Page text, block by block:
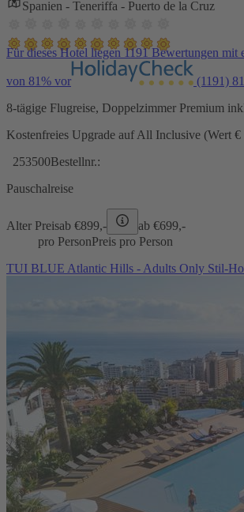
Spanien - Teneriffa - Puerto de la Cruz
Für dieses Hotel liegen 1191 Bewertungen mit
von 81% vor (1191)
8-tägige Flugreise, Doppelzimmer Premium
Kostenfreies Upgrade auf All Inclusive (Wert
253500Bestellnr.:
Pauschalreise
Alter Preisab €899,- ab €699,-
pro PersonPreis pro Person
TUI BLUE Atlantic Hills - Adults Only Stil-